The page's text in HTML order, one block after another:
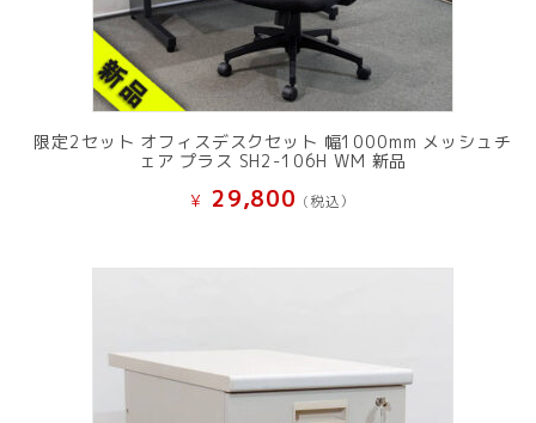
限定2セット オフィスデスクセット 幅1000mm メッシュチ
ェア プラス SH2-106H WM 新品
¥ 29,800 (税込）